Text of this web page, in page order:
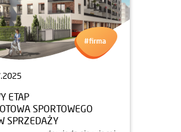
ETAP
SPORTOWEGO
SPRZEDAŻY